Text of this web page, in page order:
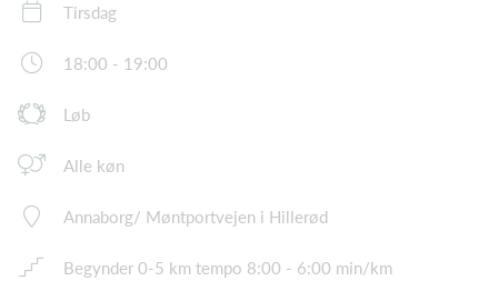
Tirsdag
18:00 - 19:00
Løb
Alle køn
Annaborg/ Møntportvejen i Hillerød
Begynder 0-5 km tempo 8:00 - 6:00 min/km